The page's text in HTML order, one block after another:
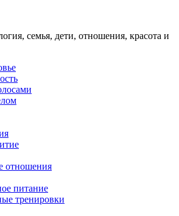
семья, дети, отношения, красота и
отношения
питание
тренировки